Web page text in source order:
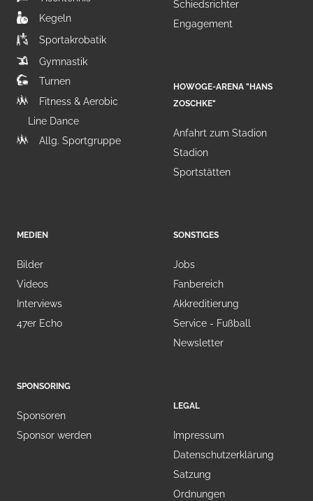
Kegeln
Sportakrobatik
Gymnastik
Turnen
Fitness & Aerobic
Line Dance
Allg. Sportgruppe
Schiedsrichter
Engagement
HOWOGE-ARENA "HANS
ZOSCHKE"
Anfahrt zum Stadion
Stadion
Sportstätten
MEDIEN
Bilder
Videos
Interviews
47er Echo
SPONSORING
Sponsoren
Sponsor werden
SONSTIGES
Jobs
Fanbereich
Akkreditierung
Service - Fußball
Newsletter
LEGAL
Impressum
Datenschutzerklärung
Satzung
Ordnungen